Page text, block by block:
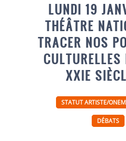
LUNDI 19
THÉÂTRE
TRACER NOS
CULTURELLES
XXIE
STATUT ARTISTE/
DÉBATS